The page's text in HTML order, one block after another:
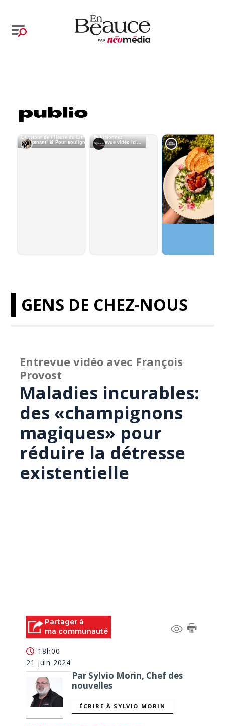
GENS DE CHEZ-NOUS
Entrevue vidéo avec François
Provost
Maladies incurables:
des «champignons
magiques» pour
réduire la détresse
existentielle
Partager à
ma communauté
18h00
21 juin 2024
Par Sylvio Morin, Chef des
nouvelles
ÉCRIRE À SYLVIO MORIN